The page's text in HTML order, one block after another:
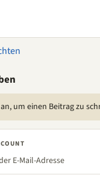
um einen Beitrag zu
E-Mail-Adresse